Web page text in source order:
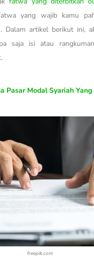
yang wajib kamu
Dalam artikel berikut ini,
saja isi atau
Pasar Modal Syariah
freepik.com